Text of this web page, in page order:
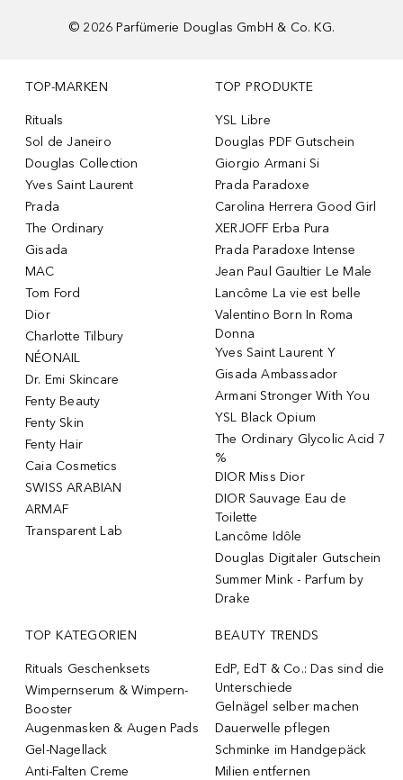
© 2026 Parfümerie Douglas GmbH & Co. KG.
TOP-MARKEN
Rituals
Sol de Janeiro
Douglas Collection
Yves Saint Laurent
Prada
The Ordinary
Gisada
MAC
Tom Ford
Dior
Charlotte Tilbury
NÉONAIL
Dr. Emi Skincare
Fenty Beauty
Fenty Skin
Fenty Hair
Caia Cosmetics
SWISS ARABIAN
ARMAF
Transparent Lab
TOP PRODUKTE
YSL Libre
Douglas PDF Gutschein
Giorgio Armani Si
Prada Paradoxe
Carolina Herrera Good Girl
XERJOFF Erba Pura
Prada Paradoxe Intense
Jean Paul Gaultier Le Male
Lancôme La vie est belle
Valentino Born In Roma
Donna
Yves Saint Laurent Y
Gisada Ambassador
Armani Stronger With You
YSL Black Opium
The Ordinary Glycolic Acid 7
%
DIOR Miss Dior
DIOR Sauvage Eau de
Toilette
Lancôme Idôle
Douglas Digitaler Gutschein
Summer Mink - Parfum by
Drake
TOP KATEGORIEN
Rituals Geschenksets
Wimpernserum & Wimpern-
Booster
Augenmasken & Augen Pads
Gel-Nagellack
Anti-Falten Creme
BEAUTY TRENDS
EdP, EdT & Co.: Das sind die
Unterschiede
Gelnägel selber machen
Dauerwelle pflegen
Schminke im Handgepäck
Milien entfernen